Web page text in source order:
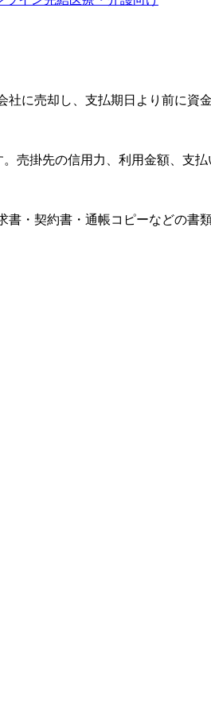
に売却し、支払期日より前に資
売掛先の信用力、利用金額、支
・契約書・通帳コピーなどの